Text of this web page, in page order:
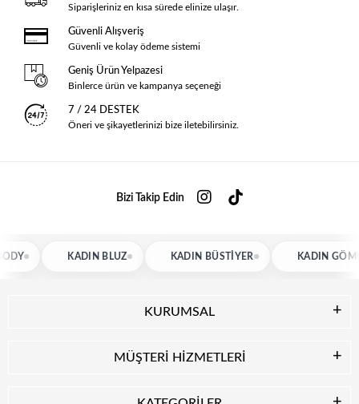
Siparişleriniz en kısa sürede elinize ulaşır.
Güvenli Alışveriş
Güvenli ve kolay ödeme sistemi
Geniş Ürün Yelpazesi
Binlerce ürün ve kampanya seçeneği
7 / 24 DESTEK
Öneri ve şikayetlerinizi bize iletebilirsiniz.
Bizi Takip Edin
KADIN BLUZ KADIN BÜSTIYER KADIN GÖMLEK
KURUMSAL
MÜŞTERİ HİZMETLERİ